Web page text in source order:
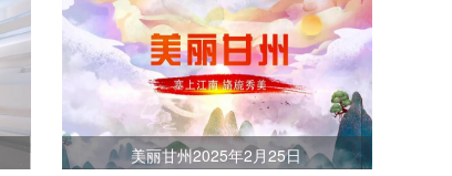
美丽甘州2025年2月25日